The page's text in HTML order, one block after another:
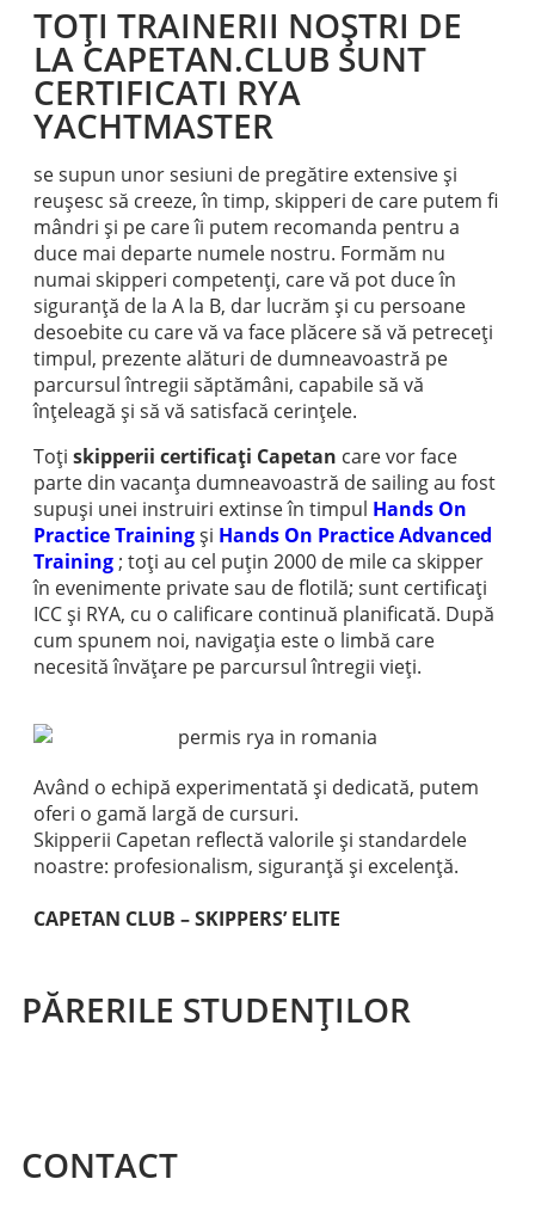
TOȚI TRAINERII NOȘTRI DE
LA CAPETAN.CLUB SUNT
CERTIFICATI RYA
YACHTMASTER
se supun unor sesiuni de pregătire extensive și
reușesc să creeze, în timp, skipperi de care putem fi
mândri și pe care îi putem recomanda pentru a
duce mai departe numele nostru. Formăm nu
numai skipperi competenți, care vă pot duce în
siguranță de la A la B, dar lucrăm și cu persoane
desoebite cu care vă va face plăcere să vă petreceți
timpul, prezente alături de dumneavoastră pe
parcursul întregii săptămâni, capabile să vă
înțeleagă și să vă satisfacă cerințele.
Toți skipperii certificați Capetan care vor face
parte din vacanța dumneavoastră de sailing au fost
supuși unei instruiri extinse în timpul Hands On
Practice Trainingși Hands On Practice Advanced
Training ; toți au cel puțin 2000 de mile ca skipper
în evenimente private sau de flotilă; sunt certificați
ICC și RYA, cu o calificare continuă planificată. După
cum spunem noi, navigația este o limbă care
necesită învățare pe parcursul întregii vieți.
Având o echipă experimentată și dedicată, putem
oferi o gamă largă de cursuri.
Skipperii Capetan reflectă valorile și standardele
noastre: profesionalism, siguranță și excelență.
CAPETAN CLUB – SKIPPERS’ ELITE
PĂRERILE STUDENȚILOR
CONTACT